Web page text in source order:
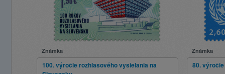
Známka
100. výročie rozhlasového vysielania na
Známka
80. výročie